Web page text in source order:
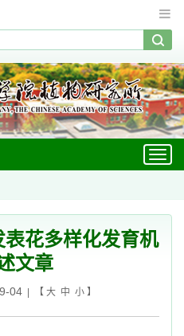
花多样化发育机
文章
04| 【 大 中 小】